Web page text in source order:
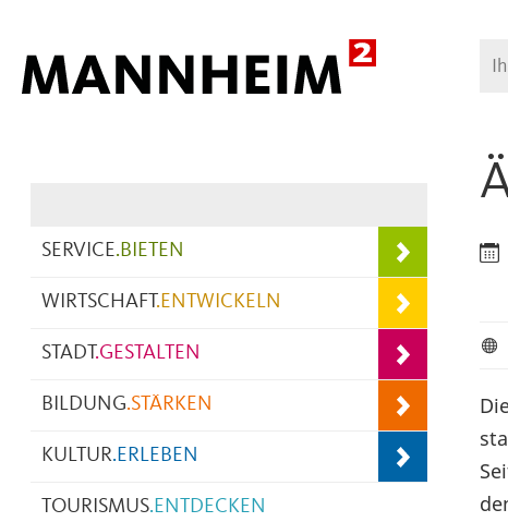
SERVICE.BIETEN
WIRTSCHAFT.ENTWICKELN
STADT.GESTALTEN
BILDUNG.STÄRKEN
KULTUR.ERLEBEN
TOURISMUS.ENTDECKEN